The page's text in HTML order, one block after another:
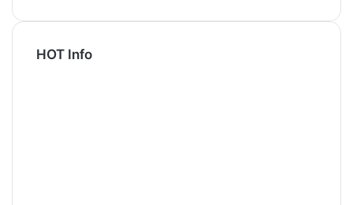
HOT Info